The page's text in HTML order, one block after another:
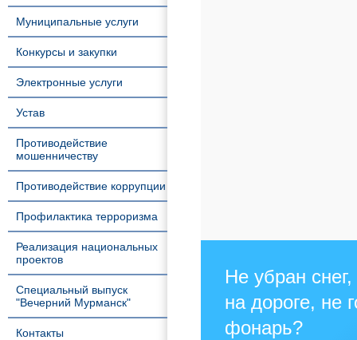
Муниципальные услуги
Конкурсы и закупки
Электронные услуги
Устав
Противодействие
мошенничеству
Противодействие коррупции
Профилактика терроризма
Реализация национальных
проектов
Специальный выпуск
"Вечерний Мурманск"
Контакты
Не убран
на дороге, не
фонарь?